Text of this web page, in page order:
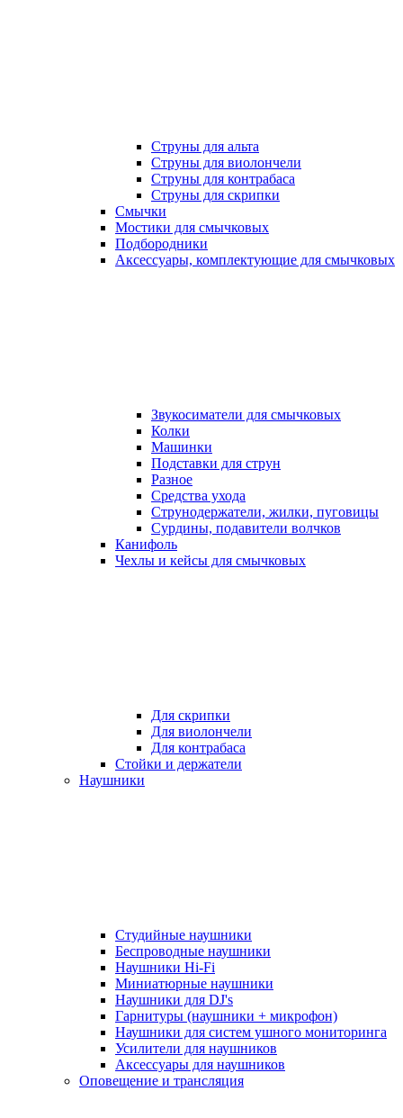
Струны для альта
Струны для виолончели
Струны для контрабаса
Струны для скрипки
Смычки
Мостики для смычковых
Подбородники
Аксеcсуары, комплектующие для смычковых
Звукосиматели для смычковых
Колки
Машинки
Подставки для струн
Разное
Средства ухода
Струнодержатели, жилки, пуговицы
Сурдины, подавители волчков
Канифоль
Чехлы и кейсы для смычковых
Для скрипки
Для виолончели
Для контрабаса
Стойки и держатели
Наушники
Студийные наушники
Беспроводные наушники
Наушники Hi-Fi
Миниатюрные наушники
Наушники для DJ's
Гарнитуры (наушники + микрофон)
Наушники для систем ушного мониторинга
Усилители для наушников
Аксессуары для наушников
Оповещение и трансляция